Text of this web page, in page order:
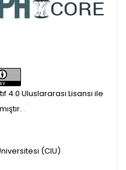
4.0 Uluslararası Lisansı ile
.
(CIU)